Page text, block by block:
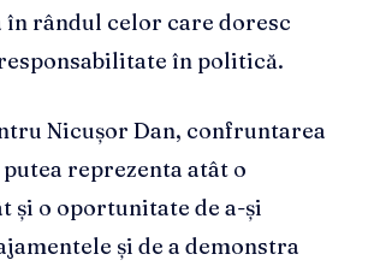
rândul celor care doresc
în politică.
Nicușor Dan, confruntarea
reprezenta atât o
și o oportunitate de a-și
și de a demonstra